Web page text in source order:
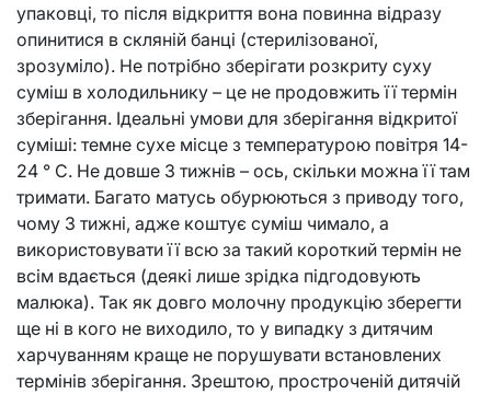
упаковці, то після відкриття вона повинна відразу
опинитися в скляній банці (стерилізованої,
зрозуміло). Не потрібно зберігати розкриту суху
суміш в холодильнику – це не продовжить її термін
зберігання. Ідеальні умови для зберігання відкритої
суміші: темне сухе місце з температурою повітря 14-
24 ° С. Не довше 3 тижнів – ось, скільки можна її там
тримати. Багато матусь обурюються з приводу того,
чому 3 тижні, адже коштує суміш чимало, а
використовувати її всю за такий короткий термін не
всім вдається (деякі лише зрідка підгодовують
малюка). Так як довго молочну продукцію зберегти
ще ні в кого не виходило, то у випадку з дитячим
харчуванням краще не порушувати встановлених
термінів зберігання. Зрештою, простроченій дитячій